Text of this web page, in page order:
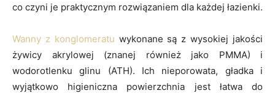
co czyni je praktycznym rozwiązaniem dla każdej łazienki.
Wanny z konglomeratu wykonane są z wysokiej jakości
żywicy akrylowej (znanej również jako PMMA) i
wodorotlenku glinu (ATH). Ich nieporowata, gładka i
wyjątkowo higieniczna powierzchnia jest łatwa do